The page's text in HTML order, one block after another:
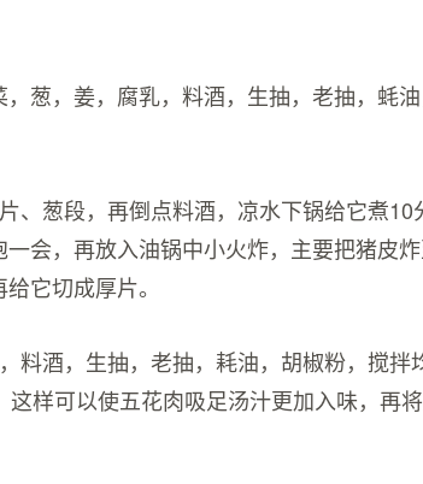
，葱，姜，腐乳，料酒，生抽，老抽，蚝
、葱段，再倒点料酒，凉水下锅给它煮10
会，再放入油锅中小火炸，主要把猪皮炸
它切成厚片。
料酒，生抽，老抽，耗油，胡椒粉，搅拌
这样可以使五花肉吸足汤汁更加入味，再